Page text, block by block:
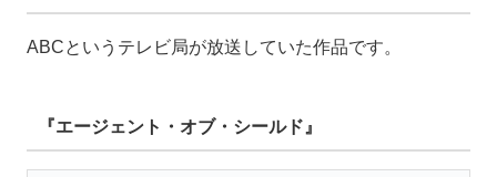
ABCというテレビ局が放送していた作品です。
『エージェント・オブ・シールド』